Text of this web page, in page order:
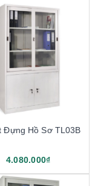
Đựng Hồ Sơ TL03B
4.080.000₫